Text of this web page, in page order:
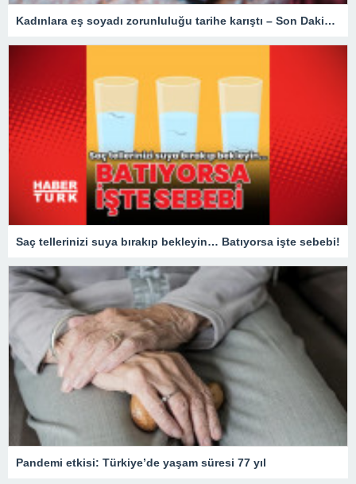
Kadınlara eş soyadı zorunluluğu tarihe karıştı – Son Dakika Türkiye Haberleri
Saç tellerinizi suya bırakıp bekleyin… Batıyorsa işte sebebi!
Pandemi etkisi: Türkiye’de yaşam süresi 77 yıl